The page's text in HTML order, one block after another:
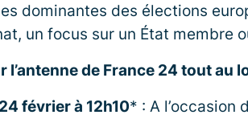
dominantes des élections
un focus sur un État membre
l’antenne de France 24 tout au
février à 12h10* : A l’occasion